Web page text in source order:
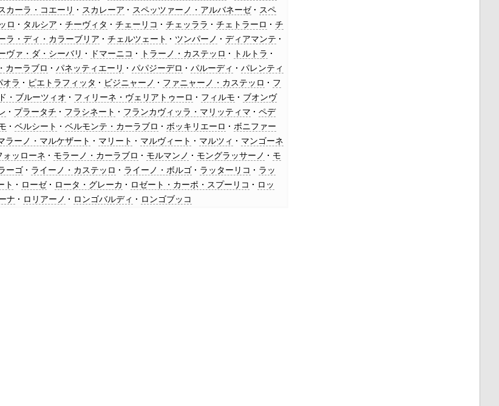
カーラ・コエーリ スカレーア スペッツァーノ・アルバネーゼ
スペ
ロ タルシア チーヴィタ チェーリコ チェッララ チェトラーロ
チ
ラ・ディ・カラーブリア チェルツェート ツンパーノ
ディアマンテ
ヴァ・ダ・シーバリ ドマーニコ トラーノ・カステッロ
トルトラ
カーラブロ パネッティエーリ パパジーデロ パルーディ
パレンティ
オラ ピエトラフィッタ ビジニャーノ ファニャーノ・カステッロ
フ
・ブルーツィオ フィリーネ・ヴェリアトゥーロ フィルモ
ブオンヴ
プラータチ フラシネート フランカヴィッラ・マリッティマ
ペデ
ベルシート ベルモンテ・カーラブロ ボッキリエーロ
ボニファー
ラーノ・マルケザート マリート マルヴィート マルツィ
マンゴーネ
ォッローネ モラーノ・カーラブロ モルマンノ モングラッサーノ
モ
ーゴ ライーノ・カステッロ ライーノ・ボルゴ ラッターリコ
ラッ
ト ローゼ ロータ・グレーカ ロゼート・カーポ・スプーリコ
ロッ
ナ ロリアーノ ロンゴバルディ ロンゴブッコ